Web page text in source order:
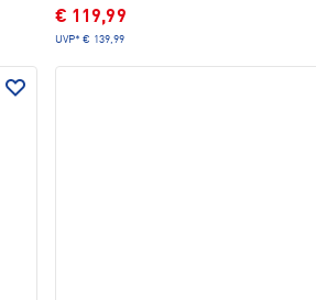
€ 119,99
UVP* € 139,99